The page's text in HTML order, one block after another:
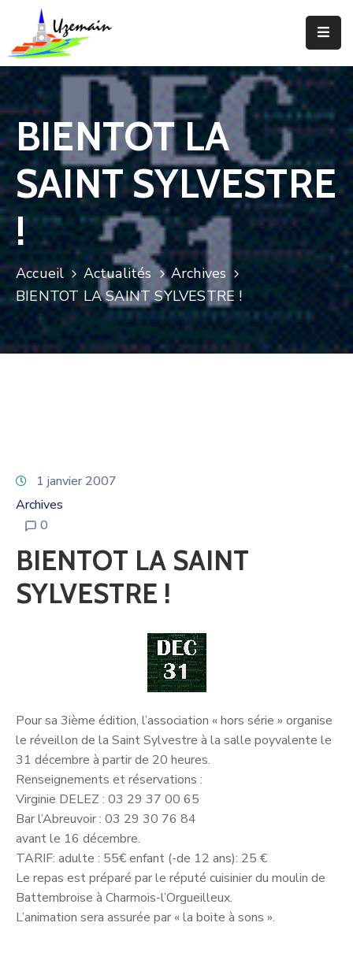
Actualités
Agenda
Votre
Commune
Votre
Mairie
Services
Vie
Locale
Enfance
BIENTOT LA
SAINT SYLVESTRE
!
Accueil Actualités
Archives
BIENTOT LA SAINT SYLVESTRE !
1 janvier 2007
Archives
0
BIENTOT LA SAINT
SYLVESTRE !
Pour sa 3ième édition, l’association « hors série » organise
le réveillon de la Saint Sylvestre à la salle poyvalente le
31 décembre à partir de 20 heures.
Renseignements et réservations :
Virginie DELEZ : 03 29 37 00 65
Bar l’Abreuvoir : 03 29 30 76 84
avant le 16 décembre.
TARIF: adulte : 55€ enfant (-de 12 ans): 25 €
Le repas est préparé par le réputé cuisinier du moulin de
Battembroise à Charmois-l’Orgueilleux.
L’animation sera assurée par « la boite à sons ».